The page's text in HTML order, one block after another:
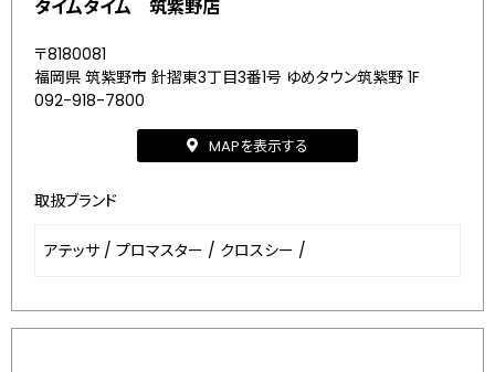
タイムタイム 筑紫野店
〒8180081
福岡県 筑紫野市 針摺東3丁目3番1号 ゆめタウン筑紫野 1F
092-918-7800
MAPを表示する
取扱ブランド
アテッサ / プロマスター / クロスシー /